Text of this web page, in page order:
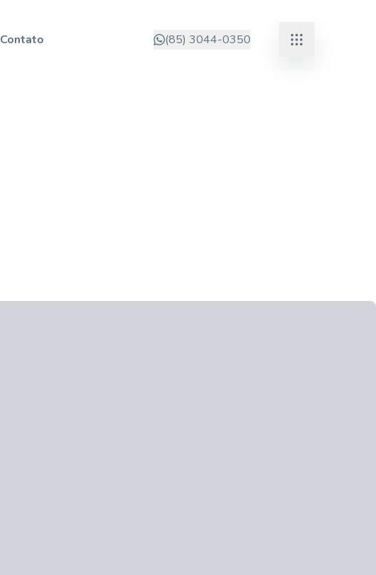
Contato (85) 3044-0350